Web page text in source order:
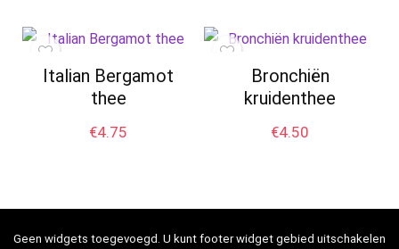
Italian Bergamot
thee
€4.75
Bronchiën
kruidenthee
€4.50
Geen widgets toegevoegd. U kunt footer widget gebied uitschakelen